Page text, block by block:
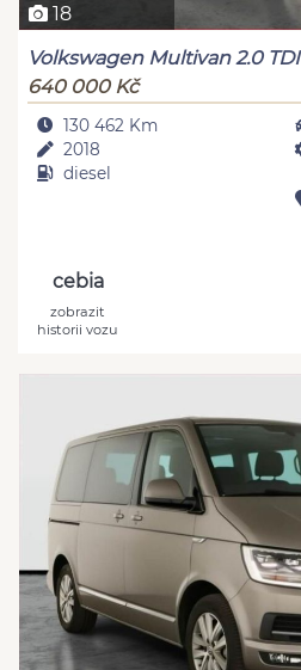
18
Volkswagen Multivan 2.0 TDI
640 000 Kč
130 462 Km
2018
diesel
cebia
zobrazit
historii vozu